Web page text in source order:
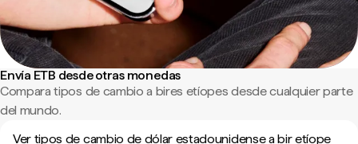
Envía ETB desde otras monedas
Compara tipos de cambio a bires etíopes desde cualquier parte
del mundo.
Ver tipos de cambio de dólar estadounidense a bir etíope